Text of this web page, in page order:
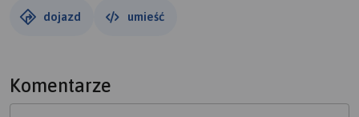
dojazd umieść
Komentarze